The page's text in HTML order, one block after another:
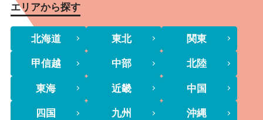
エリアから探す
北海道 東北 関東
甲信越 中部 北陸
東海 近畿 中国
四国 九州 沖縄